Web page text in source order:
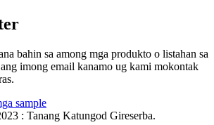
bahin sa among mga produkto o listahan sa
imong email kanamo ug kami mokontak
sample
: Tanang Katungod Gireserba.